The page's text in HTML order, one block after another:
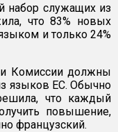
набор служащих из
что 83% новых
и только 24%
Комиссии должны
языков ЕС. Обычно
что каждый
повышение,
французский.